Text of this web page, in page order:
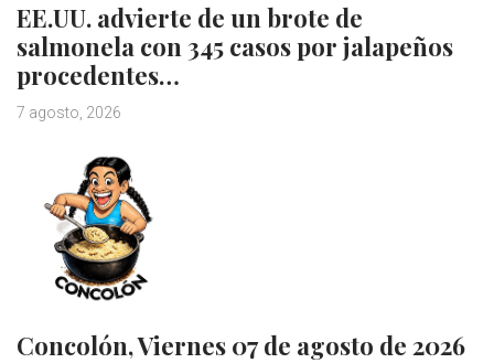
EE.UU. advierte de un brote de
salmonela con 345 casos por jalapeños
procedentes…
7 agosto, 2026
Concolón, Viernes 07 de agosto de 2026